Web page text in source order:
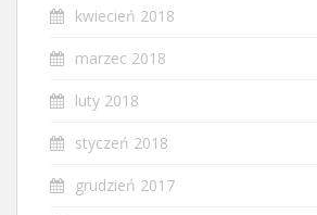
kwiecień 2018
marzec 2018
luty 2018
styczeń 2018
grudzień 2017